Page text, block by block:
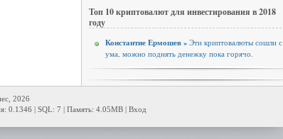
Топ 10 криптовалют для инвестирования в 2018
году
Константие Ермошев » Эти криптовалюты сошли с
ума, можно поднять денежку пока горячо.
2026
0.1346 | SQL: 7 | Память: 4.05MB | Вход